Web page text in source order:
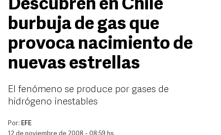
Descubren en Chile
burbuja de gas que
provoca nacimiento de
nuevas estrellas
El fenómeno se produce por gases de
hidrógeno inestables
Por: EFE